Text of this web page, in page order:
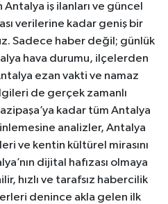
iş ilanları ve güncel
verilerine kadar geniş bir
Sadece haber değil; günlük
hava durumu, ilçelerden
ezan vakti ve namaz
de gerçek zamanlı
kadar tüm Antalya
analizler, Antalya
ve kentin kültürel mirasını
dijital hafızası olmaya
hızlı ve tarafsız habercilik
denince akla gelen ilk